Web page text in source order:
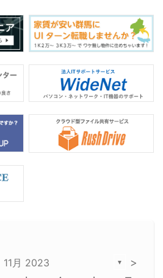
11月 2023 ▼ >